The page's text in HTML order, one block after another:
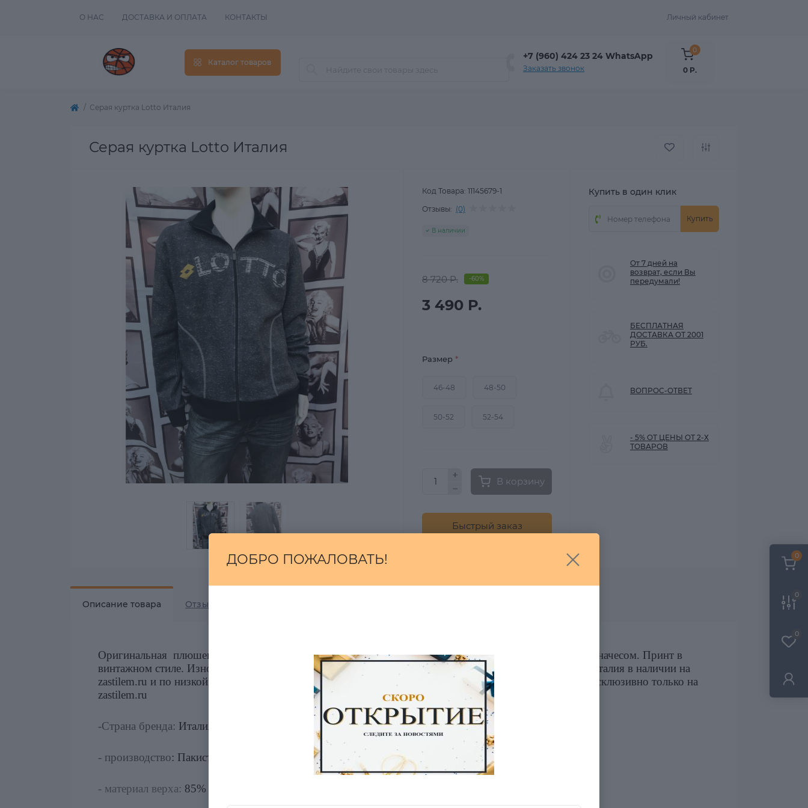
0
0
0
О НАС ДОСТАВКА И ОПЛАТА КОНТАКТЫ Личный кабинет
Каталог товаров
+7 (960) 424 23 24 WhatsApp
Заказать звонок
0
0 Р.
Серая куртка Lotto Италия
Серая куртка Lotto Италия
Код Товара: 11145679-1
Отзывы: (0)
В наличии
8 720 Р. -60%
3 490 Р.
Размер *
46-48 48-50
50-52 52-54
В корзину
Быстрый заказ
Купить в один клик
Купить
От 7 дней на
возврат, если Вы
передумали!
БЕСПЛАТНАЯ
ДОСТАВКА ОТ 2001
РУБ.
ВОПРОС-ОТВЕТ
- 5% ОТ ЦЕНЫ ОТ 2-Х
ТОВАРОВ
Описание товара Отзывов
Оригинальная плюшевая куртка Lotto серого цвета. Произведена из мягкого хлопкового материала с начесом. Принт в
винтажном стиле. Износостойкий материал. Подойдет под любой стиль одежды. Серая куртка Lotto Италия в наличии на
zastilem.ru и по низкой цене! Оцените весь наш ассортимент. Практически все товары представлены эксклюзивно только на
zastilem.ru
-Страна бренда: Италия
- производство: Пакистан/Индонезия
- материал верха: 85% хлопок, 15% полиэстер.
ДОБРО ПОЖАЛОВАТЬ!